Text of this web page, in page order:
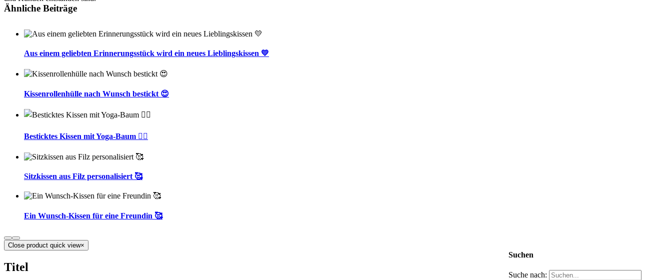
Ähnliche Beiträge
Aus einem geliebten Erinnerungsstück wird ein neues Lieblingskissen 💛
Kissenrollenhülle nach Wunsch bestickt 😍
Besticktes Kissen mit Yoga-Baum 🧘‍♀️
Sitzkissen aus Filz personalisiert 🥰
Ein Wunsch-Kissen für eine Freundin 🥰
Suchen
Suche nach:
Close product quick view×
Titel